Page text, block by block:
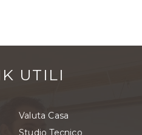
UTILI
Valuta Casa
Studio Tecnico